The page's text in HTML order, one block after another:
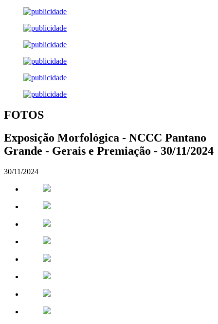
FOTOS
Exposição Morfológica - NCCC Pantano
Grande - Gerais e Premiação - 30/11/2024
30/11/2024